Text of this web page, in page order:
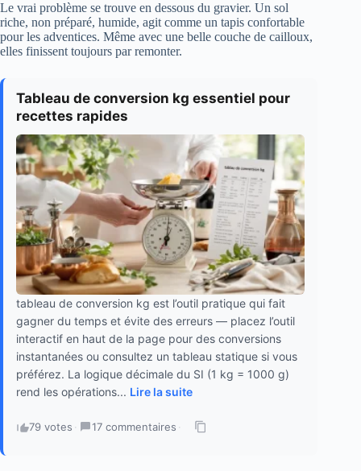
Le vrai problème se trouve en dessous du gravier. Un sol
riche, non préparé, humide, agit comme un tapis confortable
pour les adventices. Même avec une belle couche de cailloux,
elles finissent toujours par remonter.
Tableau de conversion kg essentiel pour
recettes rapides
tableau de conversion kg est l’outil pratique qui fait
gagner du temps et évite des erreurs — placez l’outil
interactif en haut de la page pour des conversions
instantanées ou consultez un tableau statique si vous
préférez. La logique décimale du SI (1 kg = 1000 g)
rend les opérations... Lire la suite
79 votes · 17 commentaires ·